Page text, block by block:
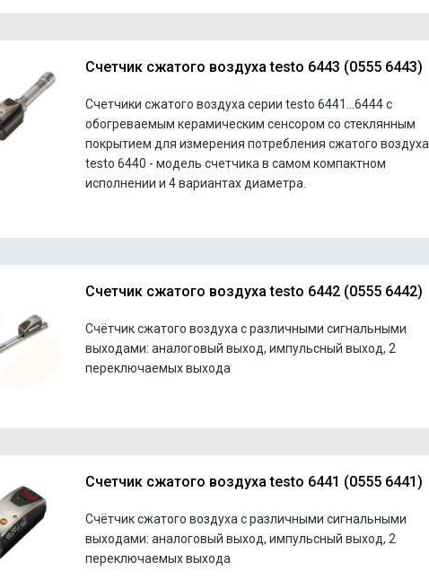
Счетчик сжатого воздуха testo 6443 (0555 6443)
Счетчики сжатого воздуха серии testo 6441...6444 с
обогреваемым керамическим сенсором со стеклянным
покрытием для измерения потребления сжатого воздуха.
testo 6440 - модель счетчика в самом компактном
исполнении и 4 вариантах диаметра.
Счетчик сжатого воздуха testo 6442 (0555 6442)
Счётчик сжатого воздуха с различными сигнальными
выходами: аналоговый выход, импульсный выход, 2
переключаемых выхода
Счетчик сжатого воздуха testo 6441 (0555 6441)
Счётчик сжатого воздуха с различными сигнальными
выходами: аналоговый выход, импульсный выход, 2
переключаемых выхода